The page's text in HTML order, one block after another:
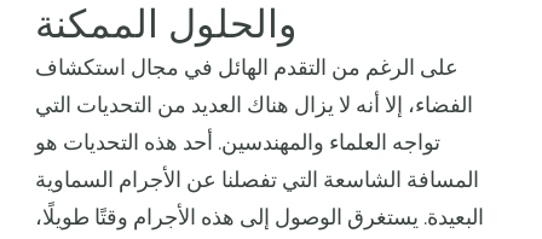
والحلول الممكنة
على الرغم من التقدم الهائل في مجال استكشاف
الفضاء، إلا أنه لا يزال هناك العديد من التحديات التي
تواجه العلماء والمهندسين. أحد هذه التحديات هو
المسافة الشاسعة التي تفصلنا عن الأجرام السماوية
البعيدة. يستغرق الوصول إلى هذه الأجرام وقتًا طويلًا،